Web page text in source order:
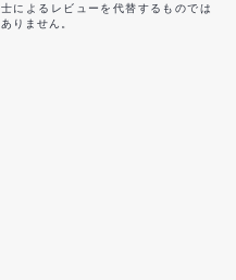
士によるレビューを代替するものでは
ありません。